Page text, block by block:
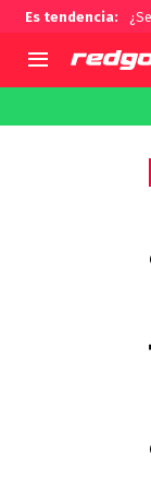
Es tendencia: